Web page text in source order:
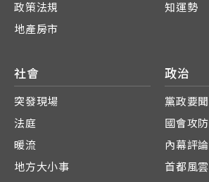
政策法規
地產房市
知運勢
社會
突發現場
法庭
暖流
地方大小事
政治
黨政要聞
國會攻防
內幕評論
首都風雲